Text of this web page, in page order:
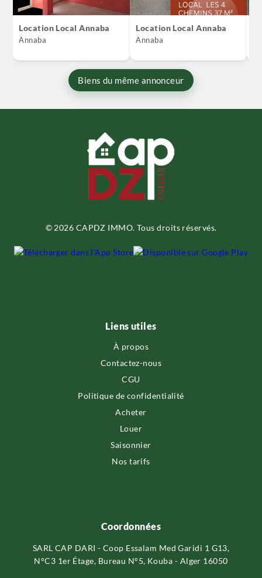
Location Local Annaba
Annaba
Location Local Annaba
Annaba
Biens du même annonceur
© 2026 CAPDZ IMMO. Tous droits réservés.
Liens utiles
À propos
Contactez-nous
CGU
Politique de confidentialité
Acheter
Louer
Saisonnier
Nos tarifs
Coordonnées
SARL CAP DARI - Coop Essalam Med Garidi 1 G13,
N°C3 1er Étage, Bureau N°5, Kouba - Alger 16050